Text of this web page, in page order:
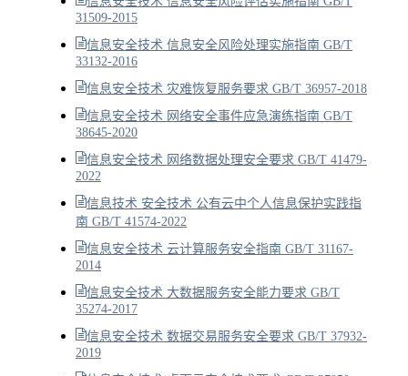
31509-2015
信息安全技术 信息安全风险处理实施指南 GB/T
33132-2016
信息安全技术 灾难恢复服务要求 GB/T 36957-2018
信息安全技术 网络安全事件应急演练指南 GB/T
38645-2020
信息安全技术 网络数据处理安全要求 GB/T 41479-
2022
信息技术 安全技术 公有云中个人信息保护实践指
南 GB/T 41574-2022
信息安全技术 云计算服务安全指南 GB/T 31167-
2014
信息安全技术 大数据服务安全能力要求 GB/T
35274-2017
信息安全技术 数据交易服务安全要求 GB/T 37932-
2019